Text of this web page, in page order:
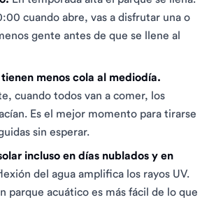
cuando abre, vas a disfrutar una o
gente antes de que se llene al
menos cola al mediodía.
cuando todos van a comer, los
Es el mejor momento para tirarse
sin esperar.
incluso en días nublados y en
del agua amplifica los rayos UV.
parque acuático es más fácil de lo que